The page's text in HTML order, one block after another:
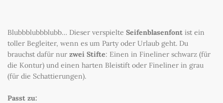
Blubbblubbblubb… Dieser verspielte Seifenblasenfont ist ein
toller Begleiter, wenn es um Party oder Urlaub geht. Du
brauchst dafür nur zwei Stifte: Einen in Fineliner schwarz (für
die Kontur) und einen harten Bleistift oder Fineliner in grau
(für die Schattierungen).
Passt zu: